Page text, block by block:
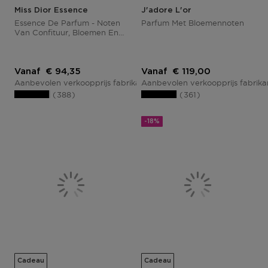
Miss Dior Essence
Essence De Parfum - Noten
Van Confituur, Bloemen En
Vanaf Kortingsprijs
€ 94,35
Aanbevolen verkoopprijs fabrikant€ 115,15
388
J'adore L'or
Parfum Met Bloemennoten
Vanaf Kortingsprijs
€ 119,00
Aanbevolen verkoopprijs
361
Cadeau
-18%
Cadeau